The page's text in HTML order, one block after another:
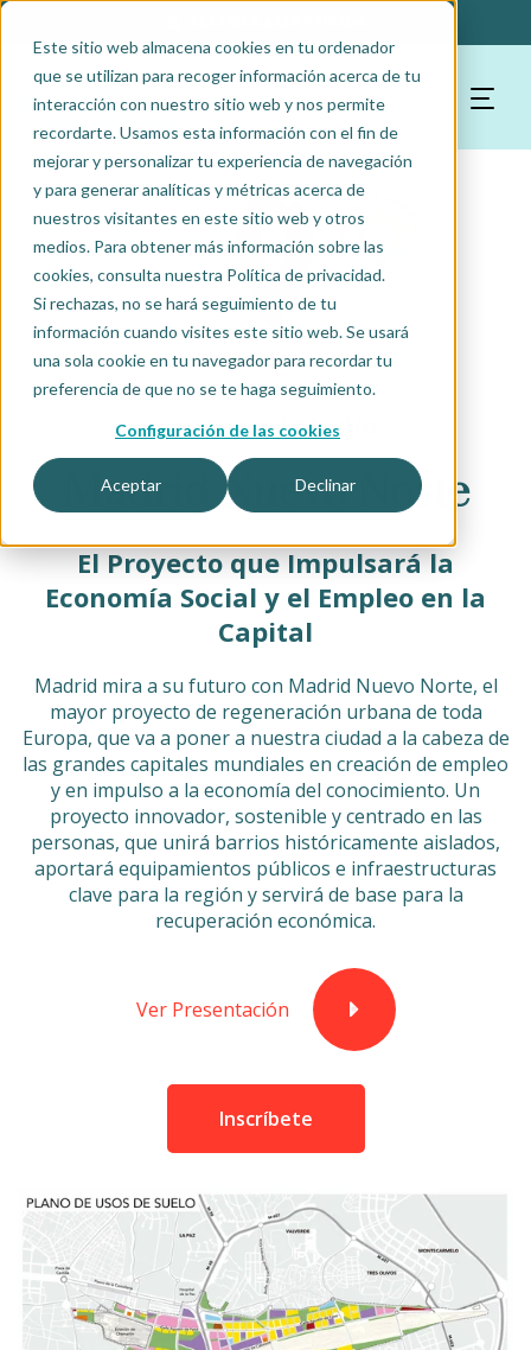
Este sitio web almacena cookies en tu ordenador
que se utilizan para recoger información acerca de tu
interacción con nuestro sitio web y nos permite
recordarte. Usamos esta información con el fin de
mejorar y personalizar tu experiencia de navegación
y para generar analíticas y métricas acerca de
nuestros visitantes en este sitio web y otros
medios. Para obtener más información sobre las
cookies, consulta nuestra Política de privacidad.
Si rechazas, no se hará seguimiento de tu
información cuando visites este sitio web. Se usará
una sola cookie en tu navegador para recordar tu
preferencia de que no se te haga seguimiento.
Configuración de las cookies
Aceptar Declinar
Zonas en Estudio
Madrid Nuevo Norte
El Proyecto que Impulsará la
Economía Social y el Empleo en la
Capital
Madrid mira a su futuro con Madrid Nuevo Norte, el
mayor proyecto de regeneración urbana de toda
Europa, que va a poner a nuestra ciudad a la cabeza de
las grandes capitales mundiales en creación de empleo
y en impulso a la economía del conocimiento. Un
proyecto innovador, sostenible y centrado en las
personas, que unirá barrios históricamente aislados,
aportará equipamientos públicos e infraestructuras
clave para la región y servirá de base para la
recuperación económica.
Ver Presentación
Inscríbete